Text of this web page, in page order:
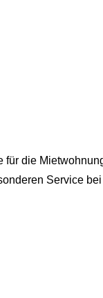
die
Service